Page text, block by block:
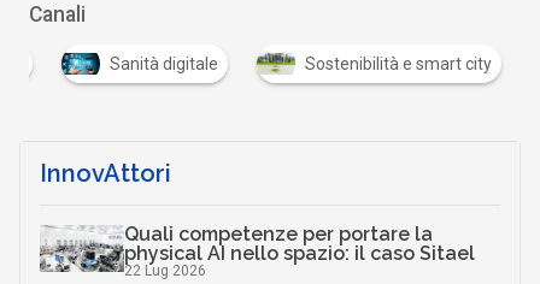
Canali
Sanità digitale Sostenibilità e smart city
InnovAttori
Quali competenze per portare la
physical AI nello spazio: il caso Sitael
22 Lug 2026